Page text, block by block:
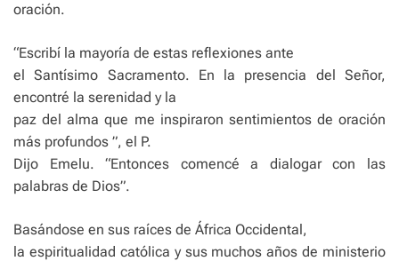
oración.
“Escribí la mayoría de estas reflexiones ante
el Santísimo Sacramento. En la presencia del Señor,
encontré la serenidad y la
paz del alma que me inspiraron sentimientos de oración
más profundos ”, el P.
Dijo Emelu. “Entonces comencé a dialogar con las
palabras de Dios”.
Basándose en sus raíces de África Occidental,
la espiritualidad católica y sus muchos años de ministerio